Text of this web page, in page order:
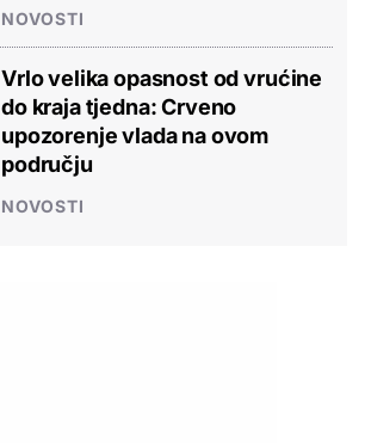
NOVOSTI
Vrlo velika opasnost od vrućine
do kraja tjedna: Crveno
upozorenje vlada na ovom
području
NOVOSTI